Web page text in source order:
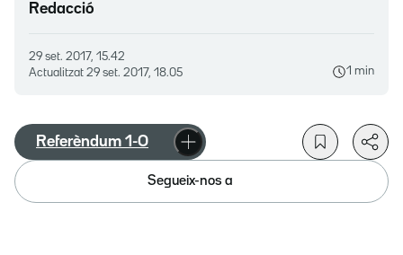
Redacció
29 set. 2017, 15.42
Actualitzat 29 set. 2017, 18.05 1 min
Referèndum 1-O
Segueix-nos a